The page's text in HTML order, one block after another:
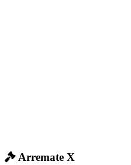
Arremate X